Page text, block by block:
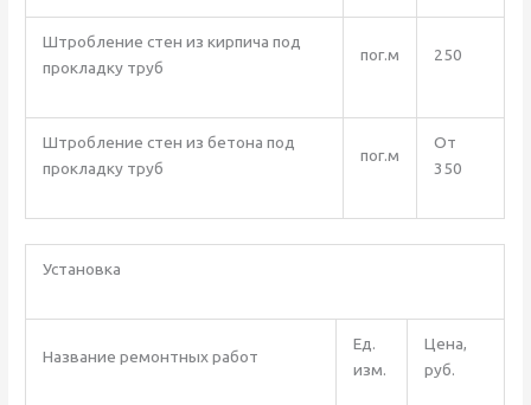
Штробление стен из кирпича под
прокладку труб
пог.м 250
Штробление стен из бетона под
прокладку труб
пог.м
От
350
Установка
Название ремонтных работ
Ед.
изм.
Цена,
руб.